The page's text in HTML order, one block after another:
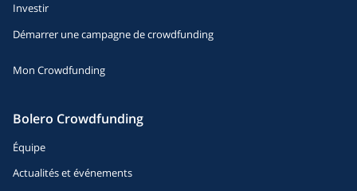
Investir
Démarrer une campagne de crowdfunding
Mon Crowdfunding
Bolero Crowdfunding
Équipe
Actualités et événements